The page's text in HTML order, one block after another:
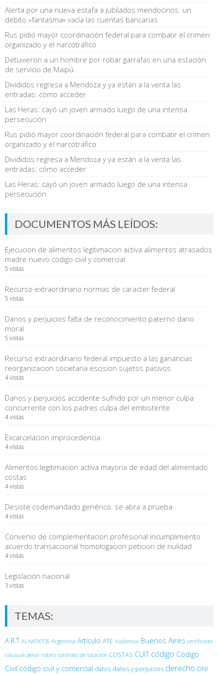
Alerta por una nueva estafa a jubilados mendocinos: un
débito «fantasma» vacía las cuentas bancarias
Rus pidió mayor coordinación federal para combatir el crimen
organizado y el narcotráfico
Detuvieron a un hombre por robar garrafas en una estación
de servicio de Maipú
Divididos regresa a Mendoza y ya están a la venta las
entradas: cómo acceder
Las Heras: cayó un joven armado luego de una intensa
persecución
Rus pidió mayor coordinación federal para combatir el crimen
organizado y el narcotráfico
Divididos regresa a Mendoza y ya están a la venta las
entradas: cómo acceder
Las Heras: cayó un joven armado luego de una intensa
persecución
DOCUMENTOS MÁS LEÍDOS:
Ejecucion de alimentos legitimacion activa alimentos atrasados
madre nuevo codigo civil y comercial
5 vistas
Recurso extraordinario normas de caracter federal
5 vistas
Danos y perjuicios falta de reconocimiento paterno dano
moral
5 vistas
Recurso extraordinario federal impuesto a las ganancias
reorganizacion societaria escision sujetos pasivos
4 vistas
Danos y perjuicios accidente sufrido por un menor culpa
concurrente con los padres culpa del embistente
4 vistas
Excarcelacion improcedencia
4 vistas
Alimentos legitimacion activa mayoria de edad del alimentado
costas
4 vistas
Desiste codemandado genérico. se abra a prueba
4 vistas
Convenio de complementacion profesional incumplimiento
acuerdo transaccional homologacion peticion de nulidad
4 vistas
Legislación nacional
3 vistas
TEMAS:
A.R.T ALIMENTOS Argentina Artículo ATE Audiencia Buenos Aires certificado
cláusula penal cobro contrato de locación COSTAS CUIT código Código
Civil código civil y comercial datos daños y perjuicios derecho DNI